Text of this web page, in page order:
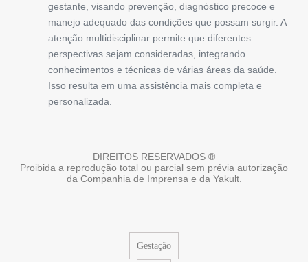
gestante, visando prevenção, diagnóstico precoce e
manejo adequado das condições que possam surgir. A
atenção multidisciplinar permite que diferentes
perspectivas sejam consideradas, integrando
conhecimentos e técnicas de várias áreas da saúde.
Isso resulta em uma assistência mais completa e
personalizada.
DIREITOS RESERVADOS ®
Proibida a reprodução total ou parcial sem prévia autorização
da Companhia de Imprensa e da Yakult.
Gestação